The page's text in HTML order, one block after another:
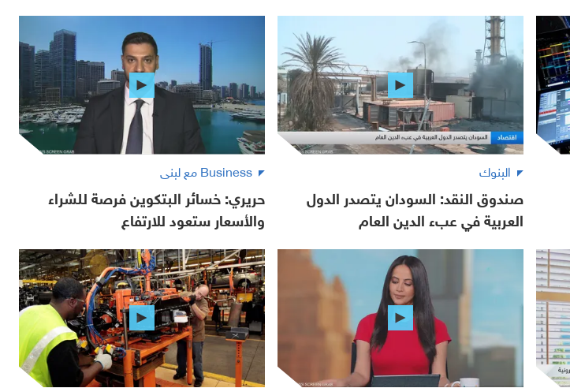
البنوك
صندوق النقد: السودان يتصدر الدول
العربية في عبء الدين العام
Business مع لبنى
حريري: خسائر البتكوين فرصة للشراء
والأسعار ستعود للارتفاع